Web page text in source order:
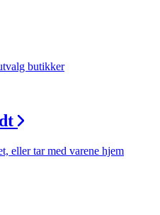
butikker
eller tar med varene hjem